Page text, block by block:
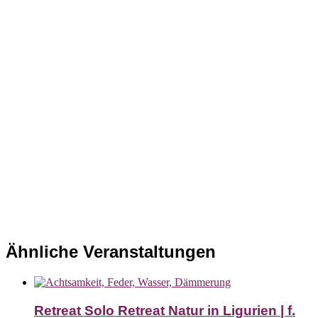
Ähnliche Veranstaltungen
Retreat Solo Retreat Natur in Ligurien | f.